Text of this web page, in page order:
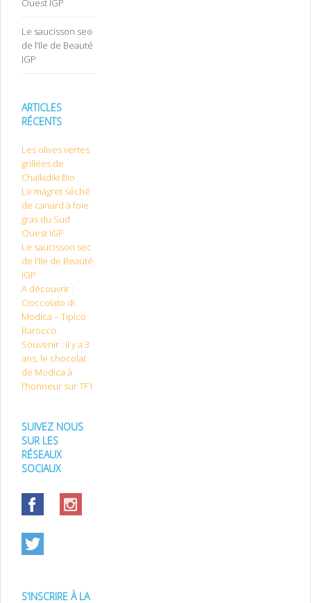
Ouest IGP
Le saucisson sec
de l’Ile de Beauté
IGP
ARTICLES
RÉCENTS
Les olives vertes
grillées de
Chalkidiki Bio
Le magret séché
de canard à foie
gras du Sud
Ouest IGP
Le saucisson sec
de l’Ile de Beauté
IGP
A découvrir :
Cioccolato di
Modica – Tipico
Barocco
Souvenir : il y a 3
ans, le chocolat
de Modica à
l’honneur sur TF1
SUIVEZ NOUS
SUR LES
RÉSEAUX
SOCIAUX
S’INSCRIRE À LA